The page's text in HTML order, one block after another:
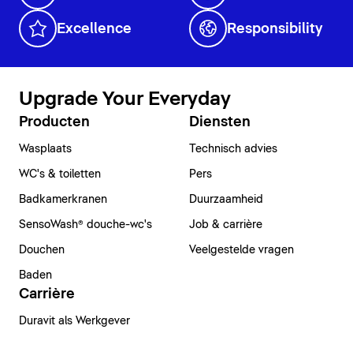
Excellence Responsibility
Upgrade Your Everyday
Producten
Wasplaats
WC's & toiletten
Badkamerkranen
SensoWash® douche-wc's
Douchen
Baden
Diensten
Technisch advies
Pers
Duurzaamheid
Job & carrière
Veelgestelde vragen
Carrière
Duravit als Werkgever